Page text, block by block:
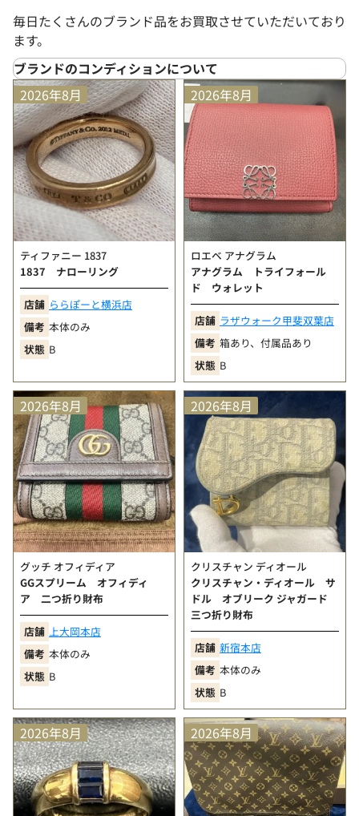
毎日たくさんのブランド品をお買取させていただいており
ます。
ブランドのコンディションについて
SS（新品未使用）
プライスタグや化粧箱などが付属しており、未使用品
と判断できる大変状態の良い商品
S （未使用に近い）
使用された形跡がほとんど見られない大変状態の良い
商品
A+（非常にきれい）
数回程度の使用感は見られるが、新品に近い印象を保
った状態の良い商品
A （きれい）
少々の使用感は見受けられるが、全体として状態の良
い商品
B+（ややきれい）
目立ちにくい擦れや小傷などは見られるが、比較的良
好な状態の商品
B （使用感あり）
角擦れ、汚れ、小傷、型崩れなど使用感が見られる商
品
2026年8月
ティファニー 1837
1837 ナローリング
店舗 ららぽーと横浜店
備考 本体のみ
状態 B
2026年8月
ロエベ アナグラム
アナグラム トライフォール
ド ウォレット
店舗 ラザウォーク甲斐双葉店
備考 箱あり、付属品あり
状態 B
2026年8月
グッチ オフィディア
GGスプリーム オフィディ
ア 二つ折り財布
店舗 上大岡本店
備考 本体のみ
状態 B
2026年8月
クリスチャン ディオール
クリスチャン・ディオール サ
ドル オブリーク ジャガード
三つ折り財布
店舗 新宿本店
備考 本体のみ
状態 B
2026年8月 2026年8月